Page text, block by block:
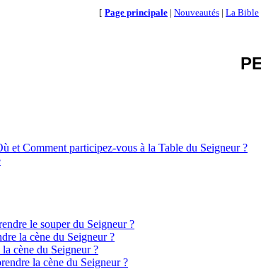
[ Page principale | Nouveautés | La Bible
Comment participez-vous à la Table du Seigneur ?
le souper du Seigneur ?
la cène du Seigneur ?
cène du Seigneur ?
la cène du Seigneur ?